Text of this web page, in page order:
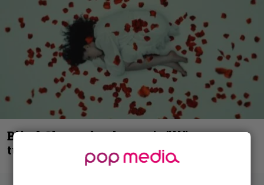
Blind Channel palaa rytinällä –
tuplasingle videoineen julki